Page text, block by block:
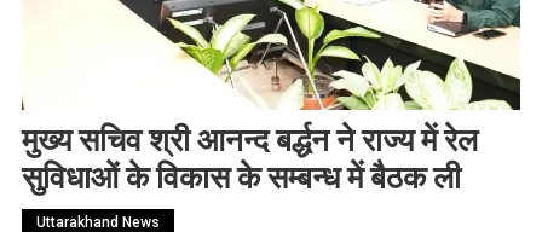
मुख्य सचिव श्री आनन्द बर्द्धन ने राज्य में रेल
सुविधाओं के विकास के सम्बन्ध में बैठक ली
Uttarakhand News